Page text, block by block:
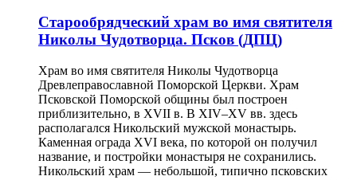
Старообрядческий храм во имя святителя
Николы Чудотворца. Псков (ДПЦ)
Храм во имя святителя Николы Чудотворца
Древлеправославной Поморской Церкви. Храм
Псковской Поморской общины был построен
приблизительно, в XVII в. В XIV–XV вв. здесь
располагался Никольский мужской монастырь.
Каменная ограда XVI века, по которой он получил
название, и постройки монастыря не сохранились.
Никольский храм — небольшой, типично псковских